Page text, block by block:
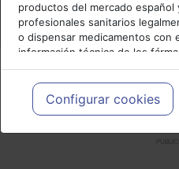
productos del mercado
profesionales sanitarios
o dispensar medicamentos con
información técnica de los
meramente informativo, siendo
profesionales facultados
cada caso concreto, el
necesidades del paciente.
Configurar cookies